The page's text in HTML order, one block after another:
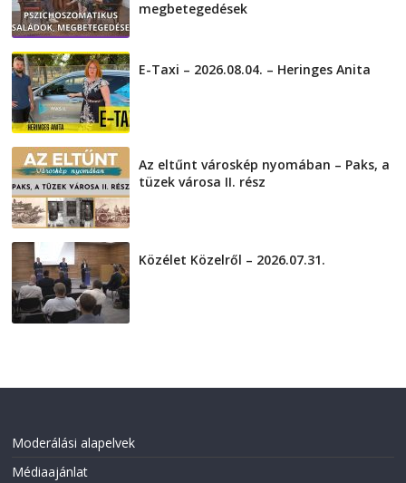
megbetegedések
E-Taxi – 2026.08.04. – Heringes Anita
Az eltűnt városkép nyomában – Paks, a
tüzek városa II. rész
Közélet Közelről – 2026.07.31.
Moderálási alapelvek
Médiaajánlat